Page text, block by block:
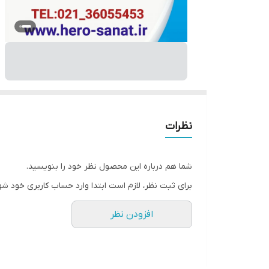
نظرات
شما هم درباره این محصول نظر خود را بنویسید.
برای ثبت نظر، لازم است ابتدا وارد حساب کاربری خود
افزودن نظر